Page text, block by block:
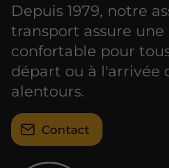
Depuis 1979, notre
transport assure
confortable pour
départ ou à l'arrivée
alentours.
Contact